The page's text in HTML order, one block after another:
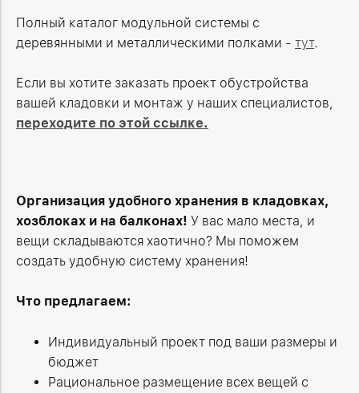
Полный каталог модульной системы с
деревянными и металлическими полками - тут.
Если вы хотите заказать проект обустройства
вашей кладовки и монтаж у наших специалистов,
переходите по этой ссылке.
Организация удобного хранения в кладовках,
хозблоках и на балконах! У вас мало места, и
вещи складываются хаотично? Мы поможем
создать удобную систему хранения!
Что предлагаем:
Индивидуальный проект под ваши размеры и
бюджет
Рациональное размещение всех вещей с